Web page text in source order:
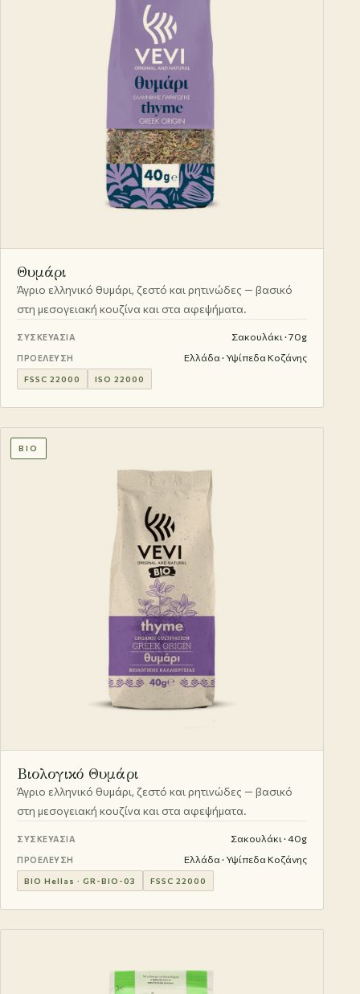
Θυμάρι
Άγριο ελληνικό θυμάρι, ζεστό και ρητινώδες — βασικό
στη μεσογειακή κουζίνα και στα αφεψήματα.
ΣΥΣΚΕΥΑΣΊΑ Σακουλάκι · 70g
ΠΡΟΈΛΕΥΣΗ Ελλάδα · Υψίπεδα Κοζάνης
FSSC 22000 ISO 22000
BIO
Βιολογικό Θυμάρι
Άγριο ελληνικό θυμάρι, ζεστό και ρητινώδες — βασικό
στη μεσογειακή κουζίνα και στα αφεψήματα.
ΣΥΣΚΕΥΑΣΊΑ Σακουλάκι · 40g
ΠΡΟΈΛΕΥΣΗ Ελλάδα · Υψίπεδα Κοζάνης
BIO Hellas · GR-BIO-03 FSSC 22000